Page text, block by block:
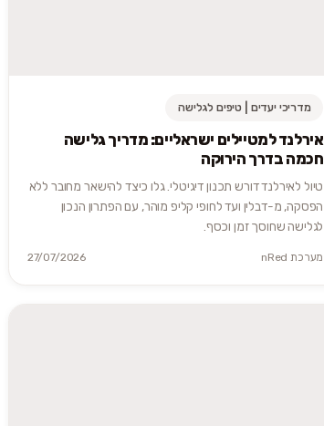
מדריכי יעדים | טיפים לגלישה
אירלנד למטיילים ישראליים: מדריך גלישה
חכמה בדרך הירוקה
טיול לאירלנד דורש תכנון דיגיטלי. גלו כיצד להישאר מחובר ללא
הפסקה, מ-דבלין ועד לחופי קליפ מוהר, עם הפתרון הנכון
לגלישה שחוסך זמן וכסף.
מערכת nRed 27/07/2026